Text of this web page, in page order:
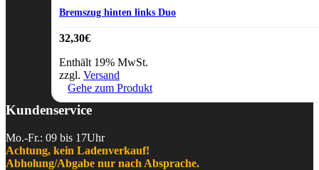
Bremszug hinten links Duo
32,30€
Enthält 19% MwSt.
zzgl. Versand
Gehe zum Produkt
Kundenservice
Mo.-Fr.: 09 bis 17Uhr
Achtung, kein Ladenverkauf!
Abholung/Abgabe nur nach Absprache.